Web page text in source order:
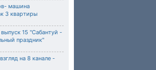
машина
3 квартиры
15 "Сабантуй -
праздник"
на 8 канале -